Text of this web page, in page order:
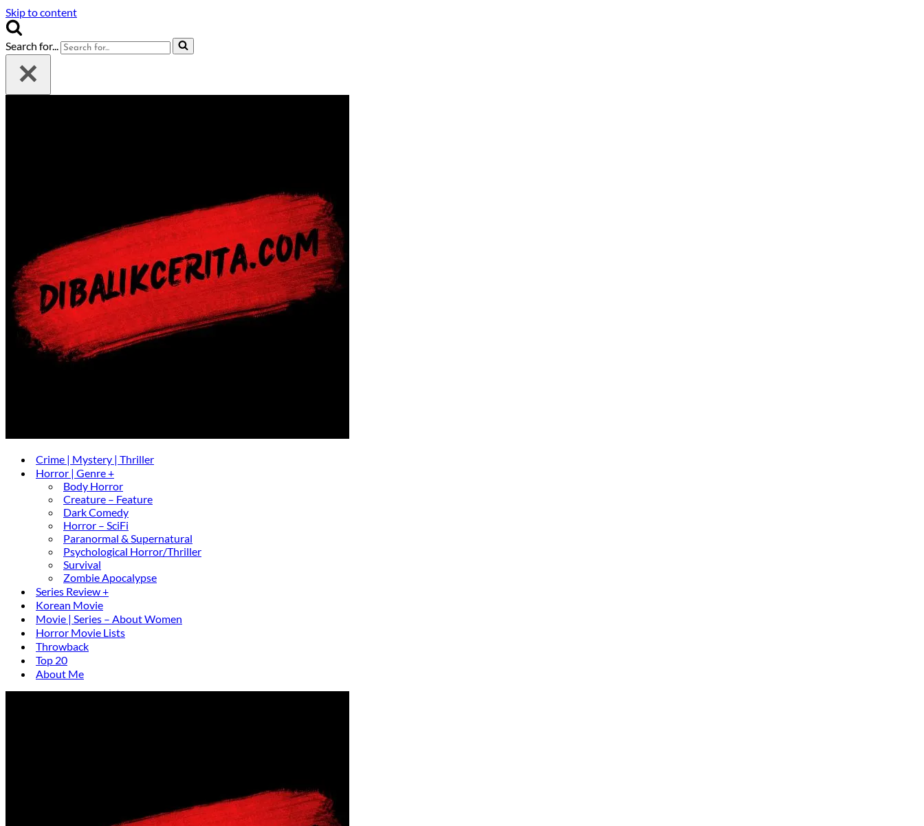
Skip to content
Search for...
Crime | Mystery | Thriller
Horror | Genre +
Body Horror
Creature – Feature
Dark Comedy
Horror – SciFi
Paranormal & Supernatural
Psychological Horror/Thriller
Survival
Zombie Apocalypse
Series Review +
Korean Movie
Movie | Series – About Women
Horror Movie Lists
Throwback
Top 20
About Me